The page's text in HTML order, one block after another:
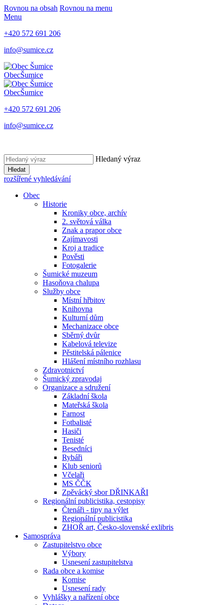
Rovnou na obsah Rovnou na menu
Menu
+420 572 691 206
info@sumice.cz
ObecŠumice
ObecŠumice
+420 572 691 206
info@sumice.cz
Hledaný výraz
Hledat
rozšířené vyhledávání
Obec
Historie
Kroniky obce, archív
2. světová válka
Znak a prapor obce
Zajímavosti
Kroj a tradice
Pověsti
Fotogalerie
Šumické muzeum
Hasoňova chalupa
Služby obce
Místní hřbitov
Knihovna
Kulturní dům
Mechanizace obce
Sběrný dvůr
Kabelová televize
Pěstitelská pálenice
Hlášení místního rozhlasu
Zdravotnictví
Šumický zpravodaj
Organizace a sdružení
Základní škola
Mateřská škola
Farnost
Fotbalisté
Hasiči
Tenisté
Besedníci
Rybáři
Klub seniorů
Včelaři
MS ČČK
Zpěvácký sbor DŘINKAŘI
Regionální publicistika, cestopisy
Čtenáři - tipy na výlet
Regionální publicistika
ZHOŘ art, Česko-slovenské exlibris
Samospráva
Zastupitelstvo obce
Výbory
Usnesení zastupitelstva
Rada obce a komise
Komise
Usnesení rady
Vyhlášky a nařízení obce